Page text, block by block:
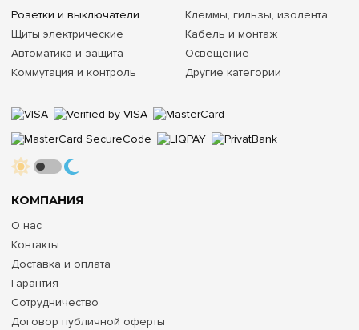
КОМПАНИЯ
О нас
Контакты
Доставка и оплата
Гарантия
Сотрудничество
Договор публичной оферты
Розетки и выключатели
Щиты электрические
Автоматика и защита
Коммутация и контроль
Клеммы, гильзы, изолента
Кабель и монтаж
Освещение
Другие категории